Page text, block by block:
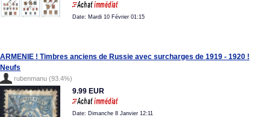
Date: Mardi 10 Février 01:15
ARMENIE ! Timbres anciens de Russie avec surcharges de 1919 - 1920 !
Neufs
rubenmanu (93.4%)
9.99 EUR
Date: Dimanche 8 Janvier 12:11